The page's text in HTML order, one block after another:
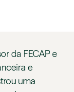
da FECAP e
e
uma